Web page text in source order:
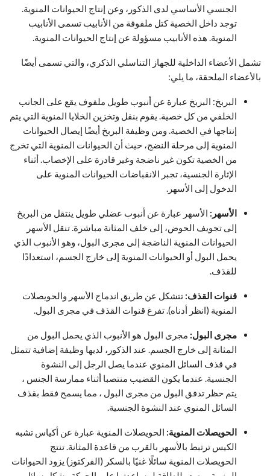
الجنسي الأساسي لدى الذكور، وعن إنتاج الحيوانات المنوية.
توجد داخل الخصية كتل ملفوفة من الأنابيب تسمى الأنابيب
المنوية. هذه الأنابيب مسؤولة عن إنتاج الحيوانات المنوية.
تشمل الأعضاء الداخلية للجهاز التناسلي الذكري، والتي تسمى أيضًا
بالأعضاء الملحقة، ما يلي:
البربخ: البربخ عبارة عن أنبوب طويل ملفوف يقع على الجانب
الخلفي من كل خصية. يقوم بنقل وتخزين الخلايا المنوية التي يتم
إنتاجها في الخصية. ومن وظيفة البربخ أيضًا إيصال الحيوانات
المنوية إلى مرحلة النضج، حيث أن الحيوانات المنوية التي تخرج
من الخصية تكون غير ناضجة وغير قادرة على الإخصاب. أثناء
الإثارة الجنسية، تجبر الانقباضات الحيوانات المنوية على
الدخول إلى الأسهر.
الأسهر: الأسهر عبارة عن أنبوب عضلي طويل ينتقل من البربخ
إلى تجويف الحوض، إلى خلف المثانة مباشرة. تنقل الأسهر
الحيوانات المنوية الناضجة إلى مجرى البول، وهو الأنبوب الذي
يحمل البول أو الحيوانات المنوية إلى خارج الجسم، استعدادًا
للقذف.
قنوات القذف: تتشكل عن طريق اندماج الأسهر والحويصلات
المنوية (انظر أدناه). تفرغ قنوات القذف في مجرى البول.
مجرى البول: مجرى البول هو الأنبوب الذي يحمل البول من
المثانة إلى خارج الجسم. عند الذكور، لديها وظيفة إضافية تتمثل
في قذف السائل المنوي عندما يصل الرجل إلى النشوة
الجنسية. عندما يكون القضيب منتصبا أثناء ممارسة الجنس ،
يتم حظر تدفق البول من مجرى البول ، مما يسمح فقط بقذف
السائل المنوي عند النشوة الجنسية.
الحويصلات المنوية: الحويصلات المنوية عبارة عن أكياس تشبه
الكيس ترتبط بالأسهر بالقرب من قاعدة المثانة. تنتج
الحويصلات المنوية سائلًا غنيًا بالسكر (الفركتوز) يزود الحيوانات